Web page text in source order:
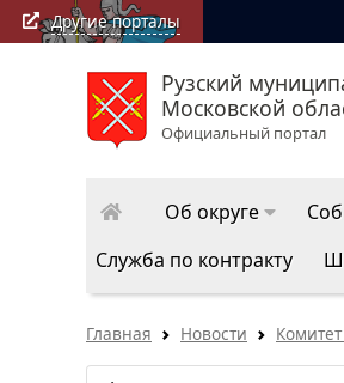
Другие порталы
Рузский
Московской
Официальный портал
РузаРИА: последние
Об округе
Служба по контракту
Главная Новости